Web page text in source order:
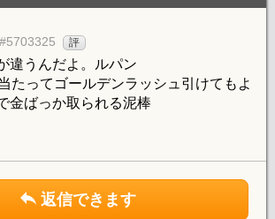
評
違うんだよ。ルパン
たってゴールデンラッシュ引けてもよ
金ばっか取られる泥棒
返信できます